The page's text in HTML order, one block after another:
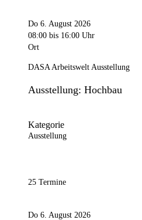
Do 6. August 2026
08:00 bis 16:00 Uhr
Ort
DASA Arbeitswelt Ausstellung
Ausstellung: Hochbau
Kategorie
Ausstellung
25 Termine
Do 6. August 2026